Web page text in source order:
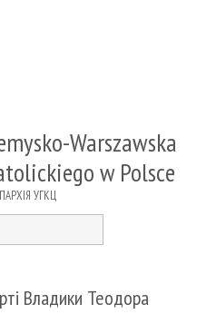
Warszawska
w Polsce
УГКЦ
Владики Теодора